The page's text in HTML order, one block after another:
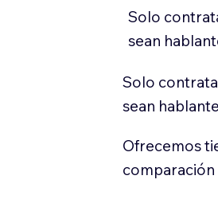
Solo
sean
Solo
sean
Ofrecemos